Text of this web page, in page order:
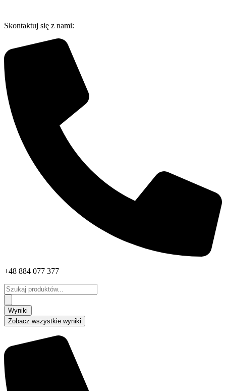
treści
Skontaktuj się z nami:
+48 884 077 377
Search
...
Wyniki
Zobacz wszystkie wyniki